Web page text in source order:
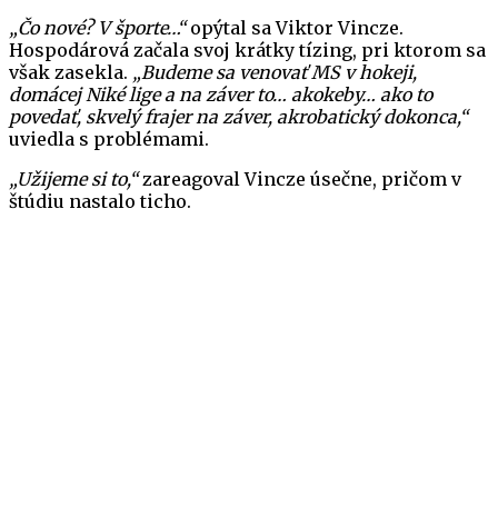
„Čo nové? V športe…“opýtal sa Viktor Vincze.
Hospodárová začala svoj krátky tízing, pri ktorom sa
však zasekla. „Budeme sa venovať MS v hokeji,
domácej Niké lige a na záver to… akokeby… ako to
povedať, skvelý frajer na záver, akrobatický dokonca,“
uviedla s problémami.
„Užijeme si to,“zareagoval Vincze úsečne, pričom v
štúdiu nastalo ticho.